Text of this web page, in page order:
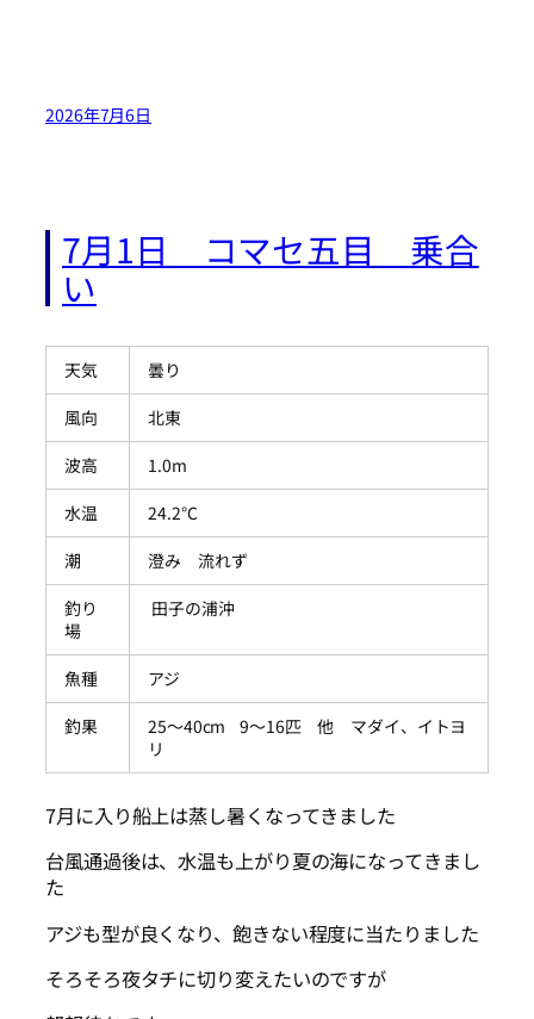
2026年7月6日
7月1日 コマセ五目 乗合
い
天気
曇り
風向
北東
波高
1.0m
水温
24.2℃
潮
澄み 流れず
釣り
場
田子の浦沖
魚種
アジ
釣果
25～40cm 9～16匹 他 マダイ、イトヨ
リ
7月に入り船上は蒸し暑くなってきました
台風通過後は、水温も上がり夏の海になってきまし
た
アジも型が良くなり、飽きない程度に当たりました
そろそろ夜タチに切り変えたいのですが